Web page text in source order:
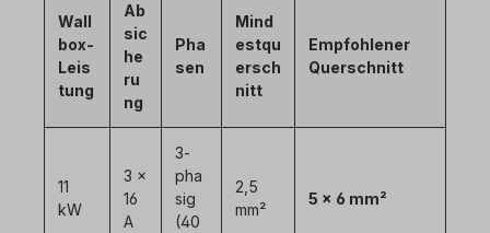
Wall
box-
Leis
tung
Ab
sic
he
ru
ng
Pha
sen
Mind
estqu
ersch
nitt
Empfohlener
Querschnitt
11
kW
3 ×
16
A
3-
pha
sig
(40
2,5
mm²
5 × 6 mm²